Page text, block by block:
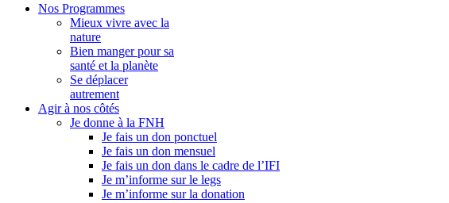
Nos Programmes
Mieux vivre avec la
nature
Bien manger pour sa
santé et la planète
Se déplacer
autrement
Agir à nos côtés
Je donne à la FNH
Je fais un don ponctuel
Je fais un don mensuel
Je fais un don dans le cadre de l’IFI
Je m’informe sur le legs
Je m’informe sur la donation